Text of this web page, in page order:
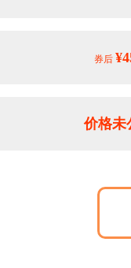
券后
价格未